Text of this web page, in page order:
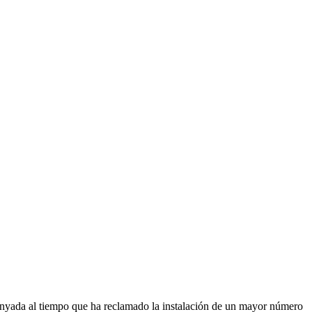
al tiempo que ha reclamado la instalación de un mayor número